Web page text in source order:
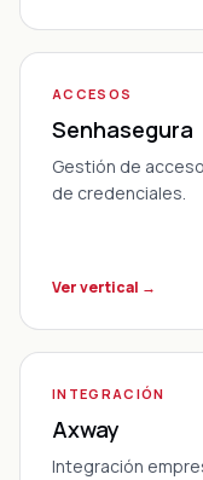
ACCESOS
Senhasegura
Gestión de
de credenciales.
Ver vertical →
INTEGRACIÓN
Axway
Integración